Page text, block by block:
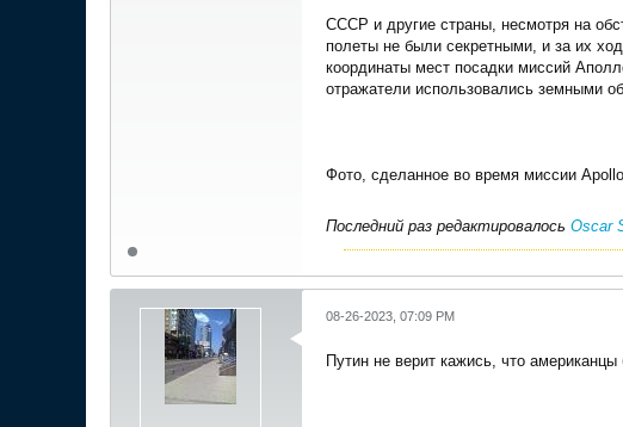
СССР и другие страны, несмотря на
полеты не были секретными, и за их
координаты мест посадки миссий
отражатели использовались земными
Фото, сделанное во время миссии
Последний раз редактировалось Oscar
08-26-2023, 07:09 PM
Путин не верит кажись, что